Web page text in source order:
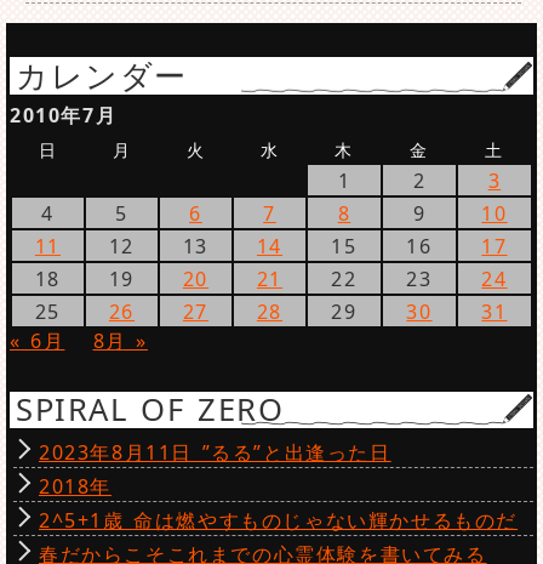
カレンダー
2010年7月
日 月 火 水 木 金 土
1 2
3
4
5 6 7 8 9
10
11
12 13 14 15 16
17
18
19 20 21 22 23
24
25
26 27 28 29 30
31
« 6月
8月 »
SPIRAL OF ZERO
2023年8月11日 ”るる”と出逢った日
2018年
2^5+1歳 命は燃やすものじゃない輝かせるものだ
春だからこそこれまでの心霊体験を書いてみる